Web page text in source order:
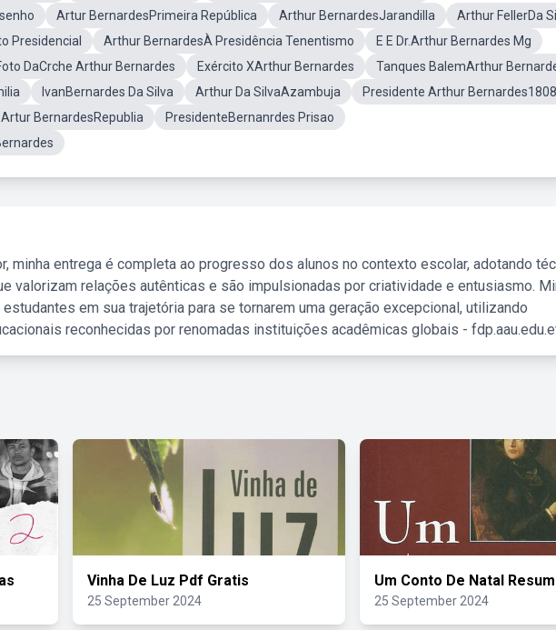
Artur BernardesPrimeira República Arthur BernardesJarandilla
Arthur FellerDa
Presidencial
Arthur BernardesÀ Presidência Tenentismo
E E Dr.Arthur Bernardes Mg
DaCrche Arthur Bernardes Exército XArthur Bernardes
Tanques BalemArthur
IvanBernardes Da Silva Arthur Da SilvaAzambuja
Presidente Arthur Bernardes1808
Artur BernardesRepublia
PresidenteBernanrdes Prisao
minha entrega é completa ao progresso dos alunos no contexto escolar, adotando
valorizam relações autênticas e são impulsionadas por criatividade e entusiasmo.
em sua trajetória para se tornarem uma geração excepcional, utilizando
reconhecidas por renomadas instituições acadêmicas globais -
Vinha De Luz Pdf Gratis
25 September 2024
Um Conto De Natal
25 September 2024